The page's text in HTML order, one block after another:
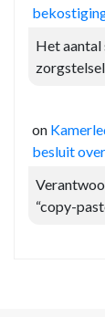
Het aantal
zorgstelsel
on
besluit
“copy-